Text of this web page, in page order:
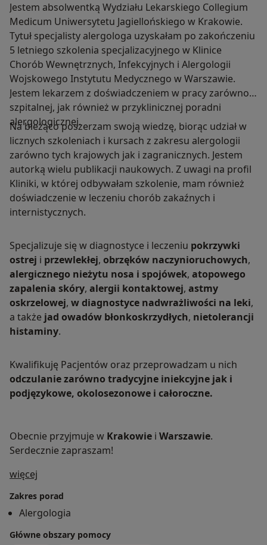
Jestem absolwentką Wydziału Lekarskiego Collegium
Medicum Uniwersytetu Jagiellońskiego w Krakowie.
Tytuł specjalisty alergologa uzyskałam po zakończeniu
5 letniego szkolenia specjalizacyjnego w Klinice
Chorób Wewnętrznych, Infekcyjnych i Alergologii
Wojskowego Instytutu Medycznego w Warszawie.
Jestem lekarzem z doświadczeniem w pracy zarówno
szpitalnej, jak również w przyklinicznej poradni
alergologicznej.
Na bieżąco poszerzam swoją wiedzę, biorąc udział w
licznych szkoleniach i kursach z zakresu alergologii
zarówno tych krajowych jak i zagranicznych. Jestem
autorką wielu publikacji naukowych. Z uwagi na profil
Kliniki, w której odbywałam szkolenie, mam również
doświadczenie w leczeniu chorób zakaźnych i
internistycznych.
Specjalizuje się w diagnostyce i leczeniu pokrzywki
ostrej i przewlekłej, obrzęków naczynioruchowych,
alergicznego nieżytu nosa i spojówek, atopowego
zapalenia skóry, alergii kontaktowej, astmy
oskrzelowej, w diagnostyce nadwrażliwości na leki,
a także jad owadów błonkoskrzydłych, nietolerancji
histaminy.
Kwalifikuję Pacjentów oraz przeprowadzam u nich
odczulanie zarówno tradycyjne iniekcyjne jak i
podjęzykowe, okolosezonowe i całoroczne.
Obecnie przyjmuje w Krakowie i Warszawie.
Serdecznie zapraszam!
więcej
Zakres porad
Alergologia
Główne obszary pomocy